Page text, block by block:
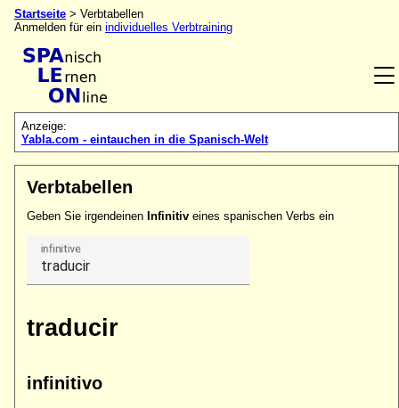
Startseite > Verbtabellen
Anmelden für ein individuelles Verbtraining
Anzeige:
Yabla.com - eintauchen in die Spanisch-Welt
Verbtabellen
Geben Sie irgendeinen Infinitiv eines spanischen Verbs ein